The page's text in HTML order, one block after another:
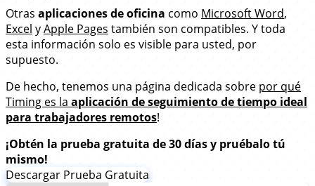
Otras aplicaciones de oficina como Microsoft Word,
Excel yApple Pages también son compatibles. Y toda
esta información solo es visible para usted, por
supuesto.
De hecho, tenemos una página dedicada sobre por qué
Timing es la aplicación de seguimiento de tiempo ideal
para trabajadores remotos!
¡Obtén la prueba gratuita de 30 días y pruébalo tú
mismo!
Descargar Prueba Gratuita